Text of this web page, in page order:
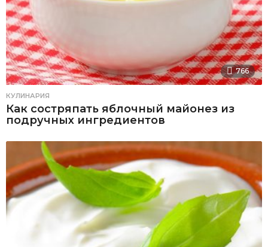
766
КУЛИНАРИЯ
Как состряпать яблочный майонез из
подручных ингредиентов